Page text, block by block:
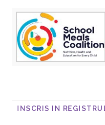
INSCRIS IN